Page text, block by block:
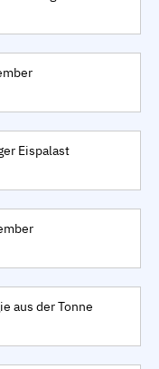
Eispalast
aus der Tonne